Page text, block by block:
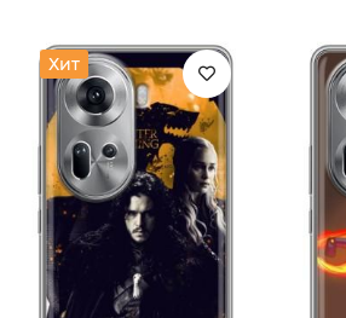
Хит